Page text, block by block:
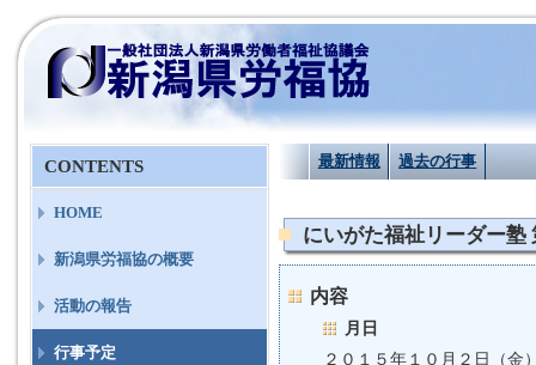
最新情報 過去の行事
にいがた福祉リーダー塾
内容
月日
２０１５年１０月２日（金
CONTENTS
HOME
新潟県労福協の概要
活動の報告
行事予定